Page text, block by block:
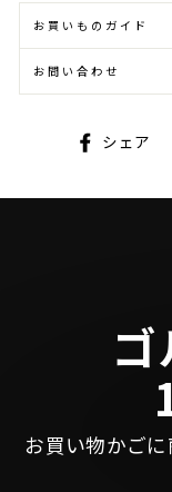
お買いものガイド
お問い合わせ
シェア
お買い物かご